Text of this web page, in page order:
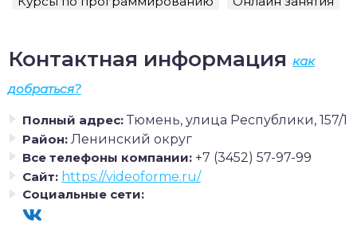
Контактная информация как
добраться?
Полный адрес: Тюмень, улица Республики, 157/1
Район: Ленинский округ
Все телефоны компании: +7 (3452) 57-97-99
Сайт: https://videoforme.ru/
Социальные сети: